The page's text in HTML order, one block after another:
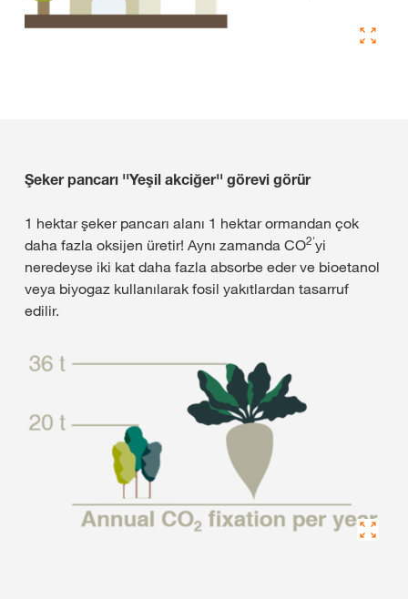
Şeker pancarı ''Yeşil akciğer'' görevi görür
1 hektar şeker pancarı alanı 1 hektar ormandan çok
daha fazla oksijen üretir! Aynı zamanda CO2'yi
neredeyse iki kat daha fazla absorbe eder ve bioetanol
veya biyogaz kullanılarak fosil yakıtlardan tasarruf
edilir.